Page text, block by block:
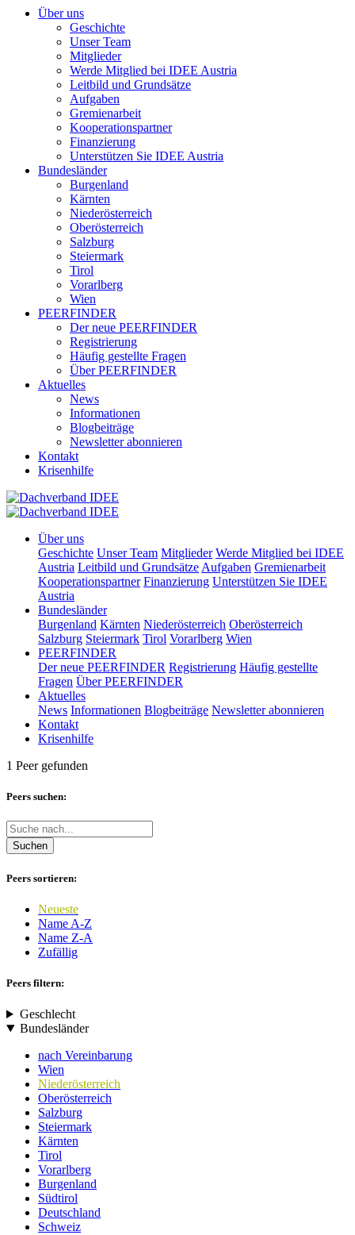
Über uns
Geschichte
Unser Team
Mitglieder
Werde Mitglied bei IDEE Austria
Leitbild und Grundsätze
Aufgaben
Gremienarbeit
Kooperationspartner
Finanzierung
Unterstützen Sie IDEE Austria
Bundesländer
Burgenland
Kärnten
Niederösterreich
Oberösterreich
Salzburg
Steiermark
Tirol
Vorarlberg
Wien
PEERFINDER
Der neue PEERFINDER
Registrierung
Häufig gestellte Fragen
Über PEERFINDER
Aktuelles
News
Informationen
Blogbeiträge
Newsletter abonnieren
Kontakt
Krisenhilfe
Über uns
Geschichte Unser Team Mitglieder Werde Mitglied bei IDEE
Austria Leitbild und Grundsätze Aufgaben Gremienarbeit
Kooperationspartner Finanzierung Unterstützen Sie IDEE
Austria
Bundesländer
Burgenland Kärnten Niederösterreich Oberösterreich
Salzburg Steiermark Tirol Vorarlberg Wien
PEERFINDER
Der neue PEERFINDER Registrierung Häufig gestellte
Fragen Über PEERFINDER
Aktuelles
News Informationen Blogbeiträge Newsletter abonnieren
Kontakt
Krisenhilfe
1 Peer gefunden
Peers suchen:
Suchen
Peers sortieren:
Neueste
Name A-Z
Name Z-A
Zufällig
Peers filtern:
Geschlecht
Bundesländer
nach Vereinbarung
Wien
Niederösterreich
Oberösterreich
Salzburg
Steiermark
Kärnten
Tirol
Vorarlberg
Burgenland
Südtirol
Deutschland
Schweiz